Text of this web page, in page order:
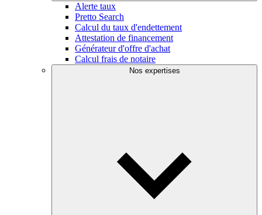
Alerte taux
Pretto Search
Calcul du taux d'endettement
Attestation de financement
Générateur d'offre d'achat
Calcul frais de notaire
Nos expertises